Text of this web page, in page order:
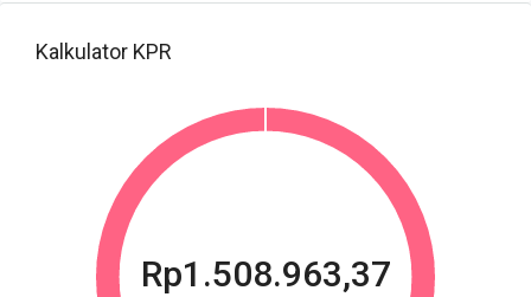
Kalkulator KPR
Rp1.508.963,37